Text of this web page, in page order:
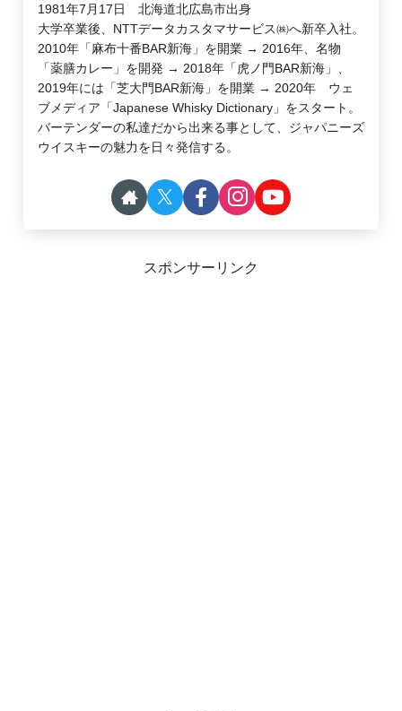
1981年7月17日 北海道北広島市出身
大学卒業後、NTTデータカスタマサービス㈱へ新卒入社。
2010年「麻布十番BAR新海」を開業 → 2016年、名物
「薬膳カレー」を開発 → 2018年「虎ノ門BAR新海」、
2019年には「芝大門BAR新海」を開業 → 2020年 ウェ
ブメディア「Japanese Whisky Dictionary」をスタート。
バーテンダーの私達だから出来る事として、ジャパニーズ
ウイスキーの魅力を日々発信する。
スポンサーリンク